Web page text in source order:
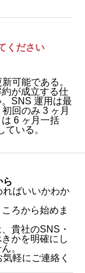
ください
可能である。
が成立する仕
SNS 運用は最
回のみ 3 ヶ月
6 ヶ月一括
ている。
ら
ばいいかわか
ろから始めま
貴社のSNS・
かを明確にし
。
軽にご連絡く